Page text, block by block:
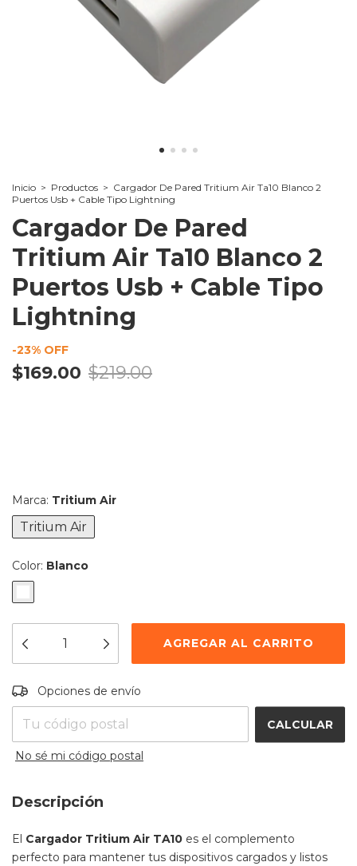
Inicio > Productos > Cargador De Pared Tritium Air Ta10 Blanco 2
Puertos Usb + Cable Tipo Lightning
Cargador De Pared
Tritium Air Ta10 Blanco 2
Puertos Usb + Cable Tipo
Lightning
-23% OFF
$169.00 $219.00
Marca: Tritium Air
Tritium Air
Color: Blanco
Entregas para el CP:
Opciones de envío
CALCULAR
No sé mi código postal
Descripción
El Cargador Tritium Air TA10 es el complemento
perfecto para mantener tus dispositivos cargados y listos